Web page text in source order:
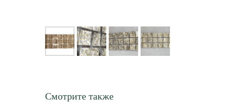
Смотрите также